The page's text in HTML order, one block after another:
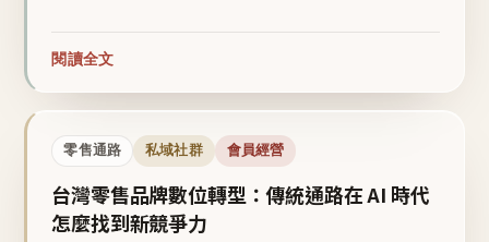
閱讀全文
零售通路 私域社群 會員經營
台灣零售品牌數位轉型：傳統通路在 AI 時代
怎麼找到新競爭力